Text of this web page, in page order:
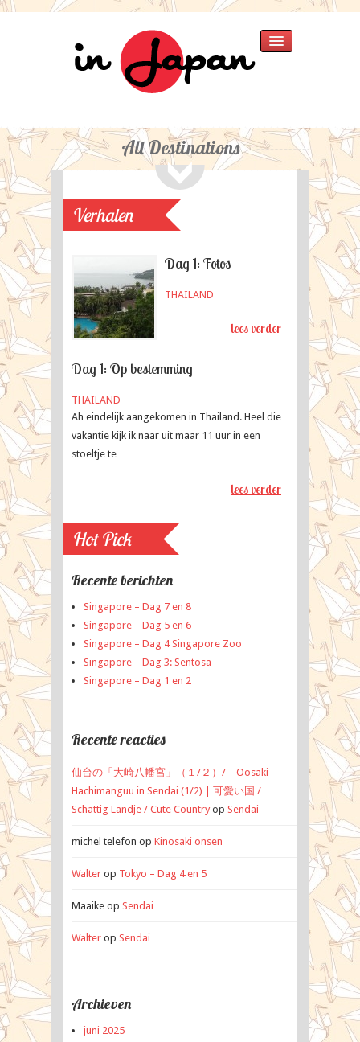
Verhalen »
Japan 2025
Japan 2018
Singapore 2015
Japan 2013
Japan 2007
Fotos »
Singapore 2015
Japan 2013
Map
Travellers
All Destinations
Verhalen
Dag 1: Fotos
THAILAND
lees verder
Dag 1: Op bestemming
THAILAND
Ah eindelijk aangekomen in Thailand. Heel die
vakantie kijk ik naar uit maar 11 uur in een
stoeltje te
lees verder
Hot Pick
Recente berichten
Singapore – Dag 7 en 8
Singapore – Dag 5 en 6
Singapore – Dag 4 Singapore Zoo
Singapore – Dag 3: Sentosa
Singapore – Dag 1 en 2
Recente reacties
仙台の「大崎八幡宮」（１/２）/ Oosaki-
Hachimanguu in Sendai (1/2) | 可愛い国 /
Schattig Landje / Cute Country op Sendai
michel telefon op Kinosaki onsen
Walter op Tokyo – Dag 4 en 5
Maaike op Sendai
Walter op Sendai
Archieven
juni 2025